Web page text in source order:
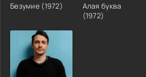
Безумие (1972)
Алая буква
(1972)